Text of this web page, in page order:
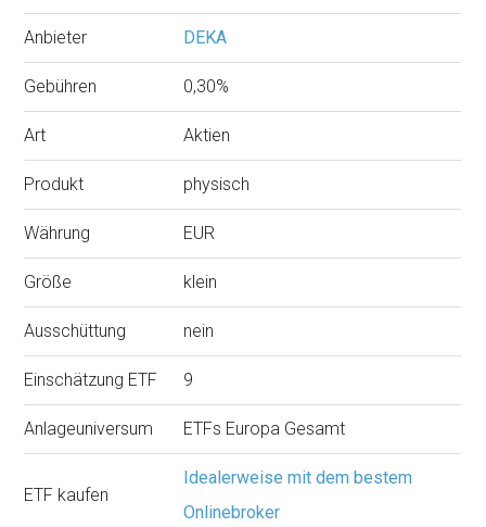
Anbieter DEKA
Gebühren 0,30%
Art Aktien
Produkt physisch
Währung EUR
Größe klein
Ausschüttung nein
Einschätzung ETF 9
Anlageuniversum ETFs Europa Gesamt
ETF kaufen
Idealerweise mit dem bestem
Onlinebroker